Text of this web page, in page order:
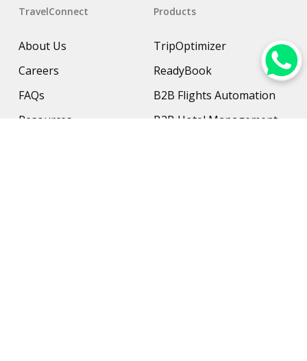
TravelConnect
About Us
Careers
FAQs
Resources
Products
TripOptimizer
ReadyBook
B2B Flights Automation
B2B Hotel Management